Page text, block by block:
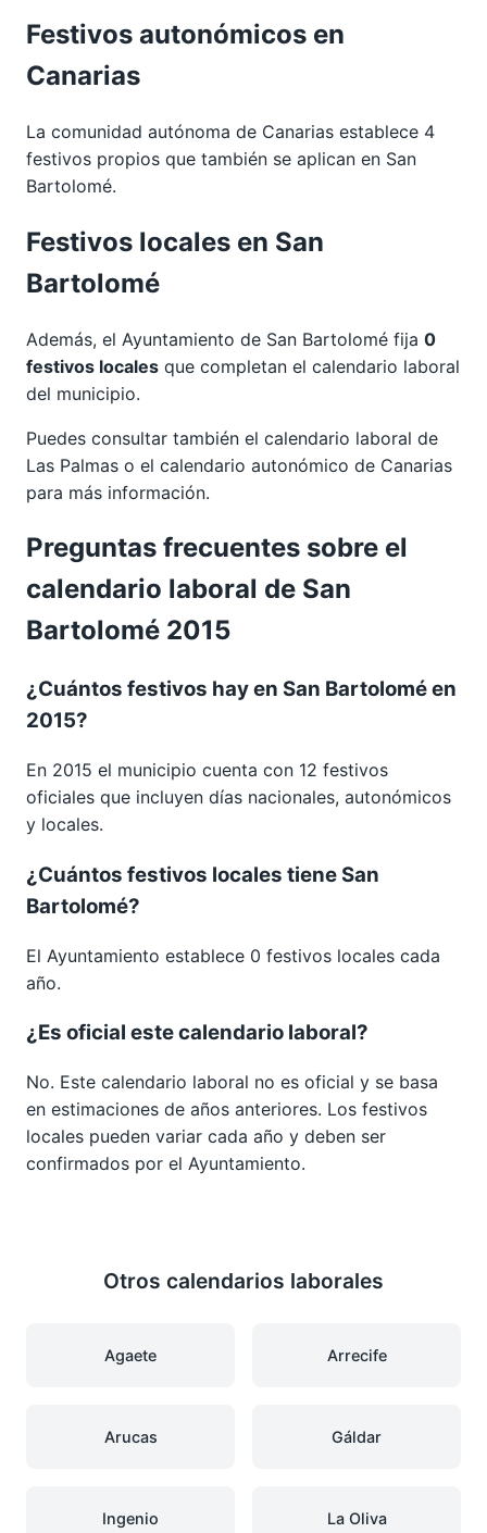
Festivos autonómicos en
Canarias
La comunidad autónoma de Canarias establece 4
festivos propios que también se aplican en San
Bartolomé.
Festivos locales en San
Bartolomé
Además, el Ayuntamiento de San Bartolomé fija 0
festivos locales que completan el calendario laboral
del municipio.
Puedes consultar también el calendario laboral de
Las Palmas o el calendario autonómico de Canarias
para más información.
Preguntas frecuentes sobre el
calendario laboral de San
Bartolomé 2015
¿Cuántos festivos hay en San Bartolomé en
2015?
En 2015 el municipio cuenta con 12 festivos
oficiales que incluyen días nacionales, autonómicos
y locales.
¿Cuántos festivos locales tiene San
Bartolomé?
El Ayuntamiento establece 0 festivos locales cada
año.
¿Es oficial este calendario laboral?
No. Este calendario laboral no es oficial y se basa
en estimaciones de años anteriores. Los festivos
locales pueden variar cada año y deben ser
confirmados por el Ayuntamiento.
Otros calendarios laborales
Agaete Arrecife
Arucas Gáldar
Ingenio La Oliva